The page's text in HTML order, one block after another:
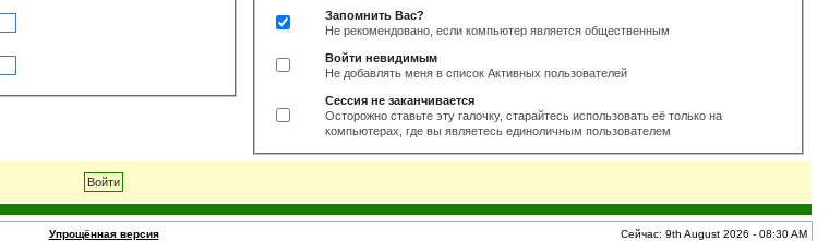
Запомнить Вас?
Не рекомендовано, если компьютер является общественным
Войти невидимым
Не добавлять меня в список Активных пользователей
Сессия не заканчивается
Осторожно ставьте эту галочку, старайтесь использовать её только на
компьютерах, где вы являетесь единоличным пользователем
Упрощённая версия Сейчас: 9th August 2026 - 08:30 AM